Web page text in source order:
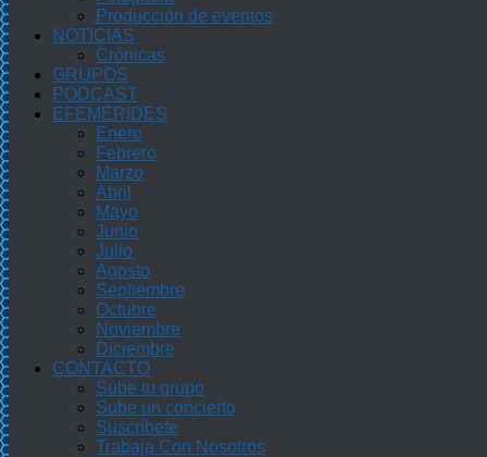
Producción de eventos
NOTICIAS
Crónicas
GRUPOS
PODCAST
EFEMÉRIDES
Enero
Febrero
Marzo
Abril
Mayo
Junio
Julio
Agosto
Septiembre
Octubre
Noviembre
Diciembre
CONTACTO
Sube tu grupo
Sube un concierto
Suscríbete
Trabaja Con Nosotros